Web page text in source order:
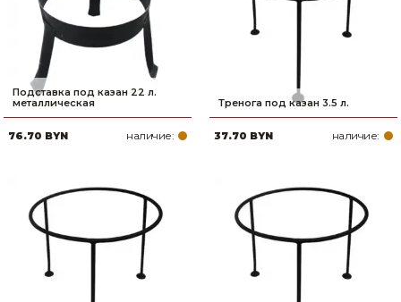
Подставка под казан 22 л.
металлическая
76.70 BYN наличие:
Тренога под казан 3.5 л.
37.70 BYN наличие: